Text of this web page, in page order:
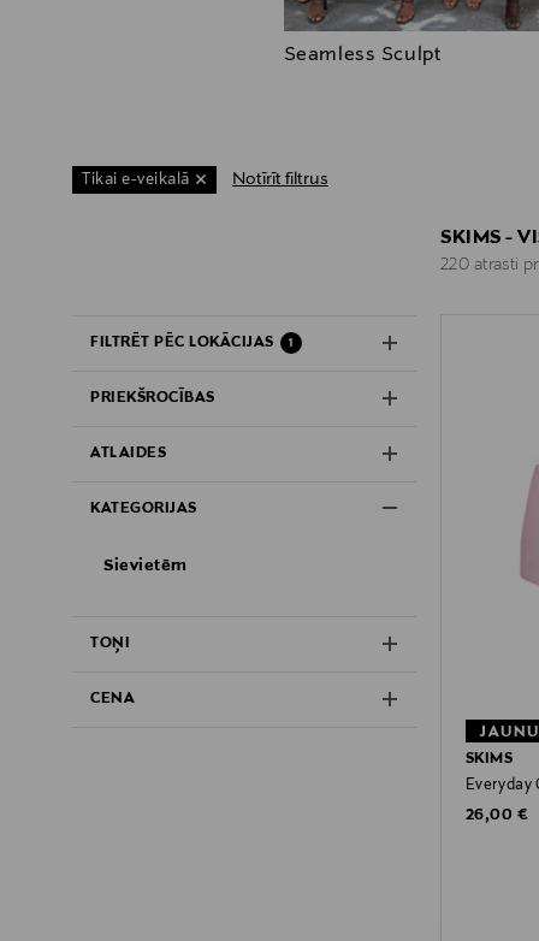
Seamless Sculpt
Tikai e-veikalā Notīrīt filtrus
FILTRĒT PĒC LOKĀCIJAS 1
PRIEKŠROCĪBAS
ATLAIDES
KATEGORIJAS
Sievietēm
TOŅI
CENA
SKIMS -
220 atrasti
SKIMS
Everyday
Original
26,00 €